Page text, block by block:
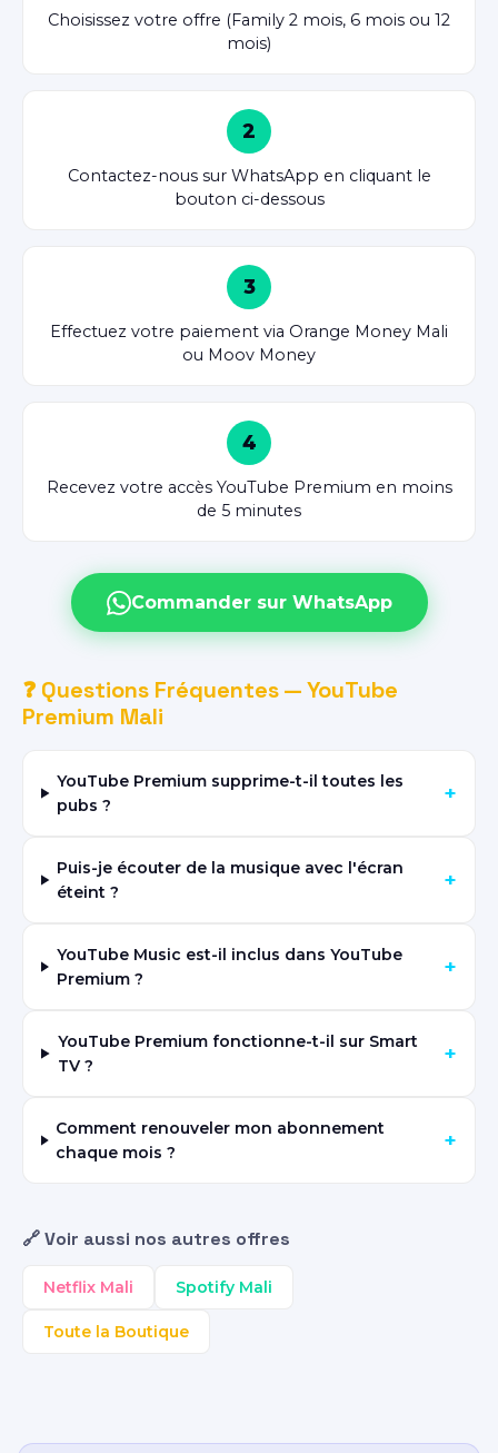
Choisissez votre offre (Family 2 mois, 6 mois ou 12
mois)
2
Contactez-nous sur WhatsApp en cliquant le
bouton ci-dessous
3
Effectuez votre paiement via Orange Money Mali
ou Moov Money
4
Recevez votre accès YouTube Premium en moins
de 5 minutes
Commander sur WhatsApp
❓ Questions Fréquentes — YouTube
Premium Mali
YouTube Premium supprime-t-il toutes les
pubs ?
+
Puis-je écouter de la musique avec l'écran
éteint ?
+
YouTube Music est-il inclus dans YouTube
Premium ?
+
YouTube Premium fonctionne-t-il sur Smart
TV ?
+
Comment renouveler mon abonnement
chaque mois ?
+
🔗 Voir aussi nos autres offres
Netflix Mali Spotify Mali
Toute la Boutique